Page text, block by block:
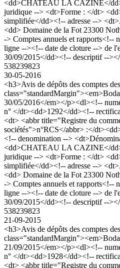
<dd>CHATEAU LA CAZINE</
juridique --> <dt>Forme : </dt>
simplifiée</dd><!-- adresse -->
<dd> Domaine de la Fot 23300
-> Comptes annuels et rapports<!--
ligne --><!-- date de cloture --> de
30/09/2015</dd><!-- descriptif --
538239823
30-05-2016
<h3>Avis de dépôts des comptes
30/05/2016</em></p><dl><!--
n° </dt><dd>1292</dd><!--
<dt> <abbr title="Registre du
sociétés">n°RCS</abbr> :</
<!-- denomination -->
<dd>CHATEAU LA CAZINE</
juridique --> <dt>Forme : </dt>
simplifiée</dd><!-- adresse -->
<dd> Domaine de la Fot 23300
-> Comptes annuels et rapports<!--
ligne --><!-- date de cloture --> de
30/09/2015</dd><!-- descriptif --
538239823
21-09-2015
<h3>Avis de dépôts des comptes
21/09/2015</em></p><dl><!--
n° </dt><dd>1928</dd><!--
<dt> <abbr title="Registre du